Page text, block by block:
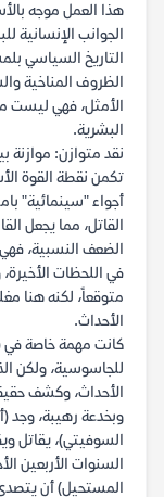
هذا العمل موجه
الجوانب الإنسانية
التاريخ السياسي
الظروف المناخية
الأمثل، فهي ليست
البشرية.
نقد متوازن: موازنة
تكمن نقطة القوة
أجواء "سينمائية"
القاتل، مما يجعل
الضعف النسبية، فهي
في اللحظات
متوقعاً، لكنه هنا
الأحداث.
كانت مهمة خاصة في
للجاسوسية، ولكن
الأحداث، وكشف
وبخدعة رهيبة، وجد
السوفيتي)، يقاتل
السنوات الأربعين
المستحيل) أن